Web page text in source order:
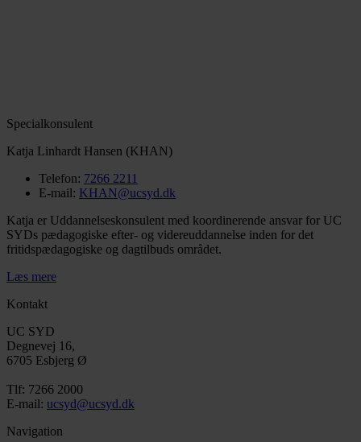
Specialkonsulent
Katja Linhardt Hansen (KHAN)
Telefon: 7266 2211
E-mail: KHAN@ucsyd.dk
Katja er Uddannelseskonsulent med koordinerende ansvar for UC
SYDs pædagogiske efter- og videreuddannelse inden for det
fritidspædagogiske og dagtilbuds området.
Læs mere
Kontakt
UC SYD
Degnevej 16,
6705 Esbjerg Ø
Tlf: 7266 2000
E-mail: ucsyd@ucsyd.dk
Navigation